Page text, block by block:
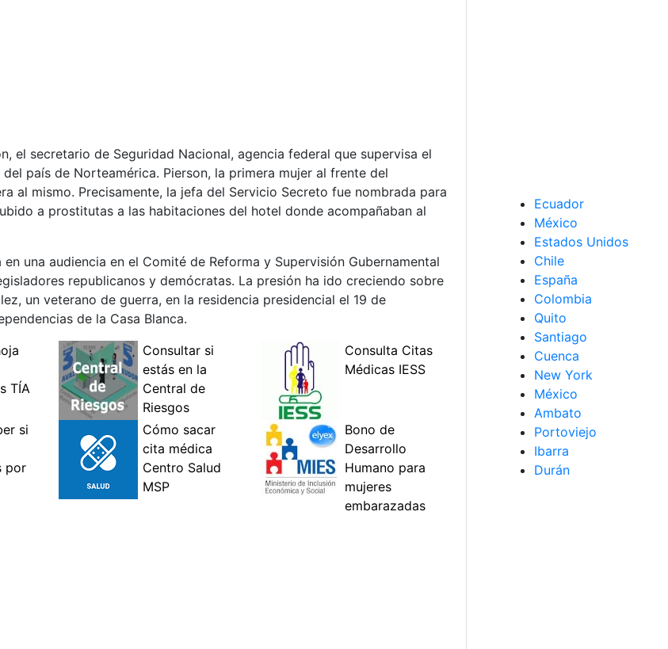
el secretario de Seguridad Nacional, agencia federal que supervisa el
país de Norteamérica. Pierson, la primera mujer al frente del
al mismo. Precisamente, la jefa del Servicio Secreto fue nombrada para
a prostitutas a las habitaciones del hotel donde acompañaban al
una audiencia en el Comité de Reforma y Supervisión Gubernamental
republicanos y demócratas. La presión ha ido creciendo sobre
un veterano de guerra, en la residencia presidencial el 19 de
de la Casa Blanca.
Ecuador
México
Estados Unidos
Chile
España
Colombia
Quito
Santiago
Cuenca
New York
México
Ambato
Portoviejo
Ibarra
Durán